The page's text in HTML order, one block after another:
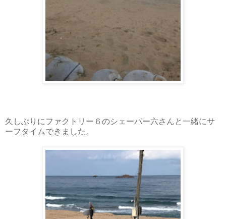
久しぶりにファクトリー６のシェーパー六さんと一緒にサ
ーフタイムできました。